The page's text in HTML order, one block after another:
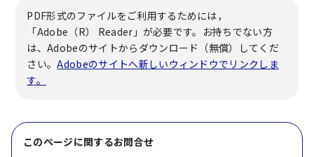
PDF形式のファイルをご利用するためには，
「Adobe（R） Reader」が必要です。お持ちでない方
は、Adobeのサイトからダウンロード（無償）してくだ
さい。Adobeのサイトへ新しいウィンドウでリンクしま
す。
このページに関するお問合せ